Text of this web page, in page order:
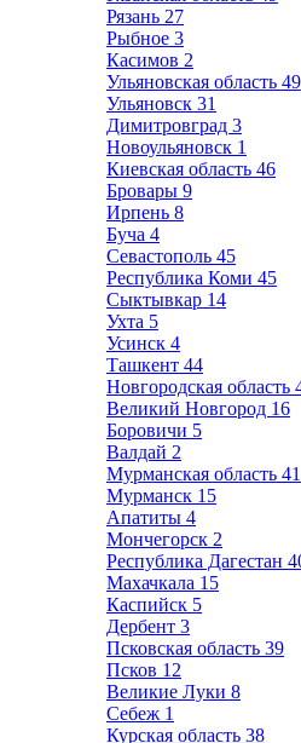
Рязань 27
Рыбное 3
Касимов 2
Ульяновская область 49
Ульяновск 31
Димитровград 3
Новоульяновск 1
Киевская область 46
Бровары 9
Ирпень 8
Буча 4
Севастополь 45
Республика Коми 45
Сыктывкар 14
Ухта 5
Усинск 4
Ташкент 44
Новгородская область
Великий Новгород 16
Боровичи 5
Валдай 2
Мурманская область 41
Мурманск 15
Апатиты 4
Мончегорск 2
Республика Дагестан
Махачкала 15
Каспийск 5
Дербент 3
Псковская область 39
Псков 12
Великие Луки 8
Себеж 1
Курская область 38